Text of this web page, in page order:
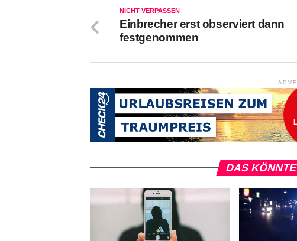
NICHT VERPASSEN
Einbrecher erst observiert dann
festgenommen
DAS